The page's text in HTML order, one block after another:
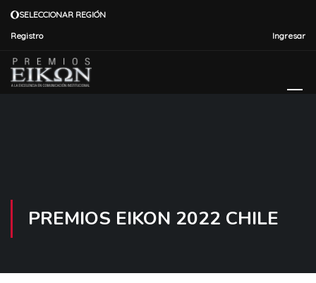
SELECCIONAR REGIÓN
Ingresar
Registro
PREMIOS EIKON 2022 CHILE